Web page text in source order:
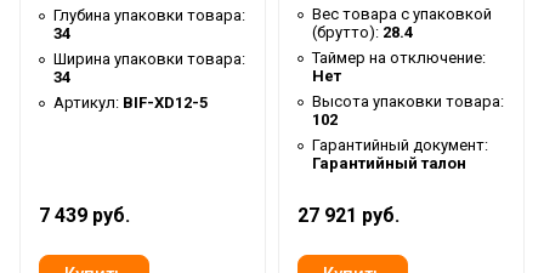
Бренд
Ballu
Количество режимов
работы
1
12 мес
Нет
Серия
BIF
Глубина упаковки товара:
34
Ширина упаковки товара:
34
Артикул: BIF-XD12-5
7 439 руб.
Вес товара с упаковкой
(брутто): 28.4
Таймер на отключение:
Нет
Высота упаковки товара:
102
Гарантийный документ:
Гарантийный талон
27 921 руб.